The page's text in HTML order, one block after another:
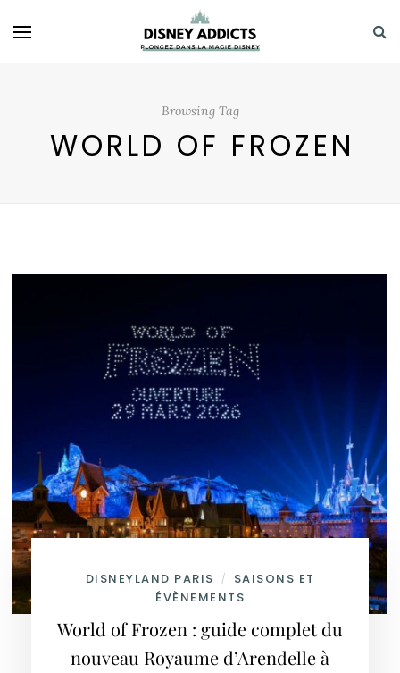
Browsing Tag
WORLD OF FROZEN
DISNEYLAND PARIS /
SAISONS ET
ÉVÈNEMENTS
World of Frozen : guide complet du
nouveau Royaume d’Arendelle à